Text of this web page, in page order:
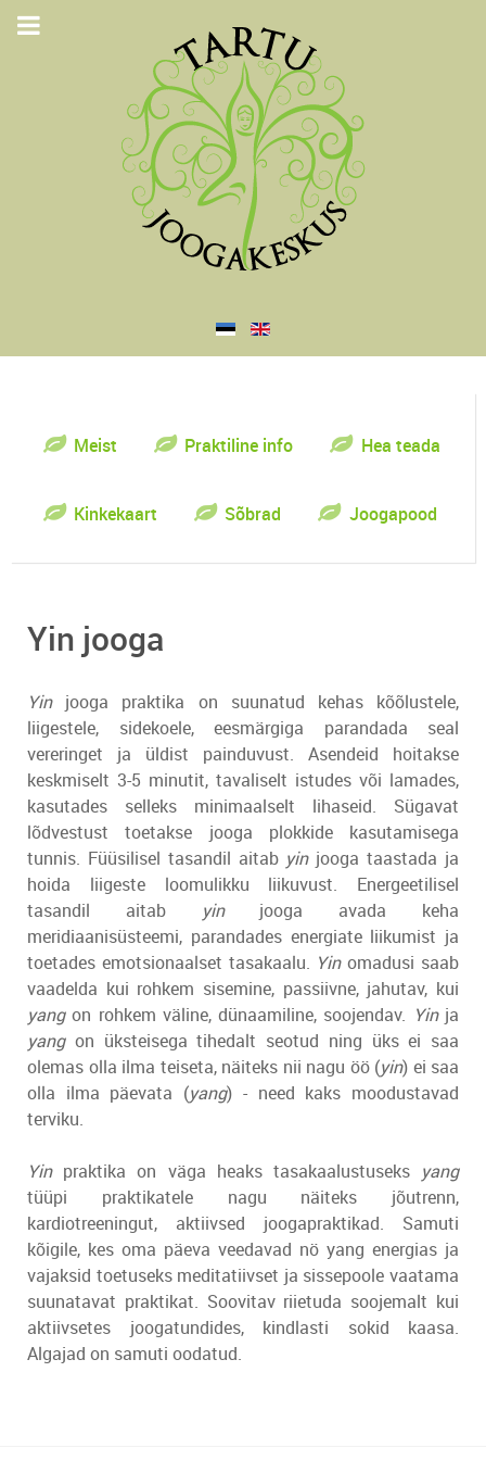
Meist Praktiline info Hea teada
Kinkekaart Sõbrad Joogapood
Yin jooga
Yinjooga praktika on suunatud kehas kõõlustele,
liigestele, sidekoele, eesmärgiga parandada seal
vereringet ja üldist painduvust. Asendeid hoitakse
keskmiselt 3-5 minutit, tavaliselt istudes või lamades,
kasutades selleks minimaalselt lihaseid. Sügavat
lõdvestust toetakse jooga plokkide kasutamisega
tunnis. Füüsilisel tasandil aitab yinjooga taastada ja
hoida liigeste loomulikku liikuvust. Energeetilisel
tasandil aitab
yinjooga avada keha
meridiaanisüsteemi, parandades energiate liikumist ja
toetades emotsionaalset tasakaalu. Yinomadusi saab
vaadelda kui rohkem sisemine, passiivne, jahutav, kui
yangon rohkem väline, dünaamiline, soojendav. Yinja
yangon üksteisega tihedalt seotud ning üks ei saa
olemas olla ilma teiseta, näiteks nii nagu öö (yin) ei saa
olla ilma päevata (yang) - need kaks moodustavad
terviku.
Yinpraktika on väga heaks tasakaalustuseks yang
tüüpi praktikatele nagu näiteks jõutrenn,
kardiotreeningut, aktiivsed joogapraktikad. Samuti
kõigile, kes oma päeva veedavad nö yang energias ja
vajaksid toetuseks meditatiivset ja sissepoole vaatama
suunatavat praktikat. Soovitav riietuda soojemalt kui
aktiivsetes joogatundides, kindlasti sokid kaasa.
Algajad on samuti oodatud.